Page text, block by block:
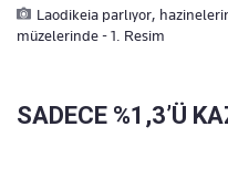
Laodikeia parlıyor,
müzelerinde - 1. Resim
SADECE %1,3’Ü